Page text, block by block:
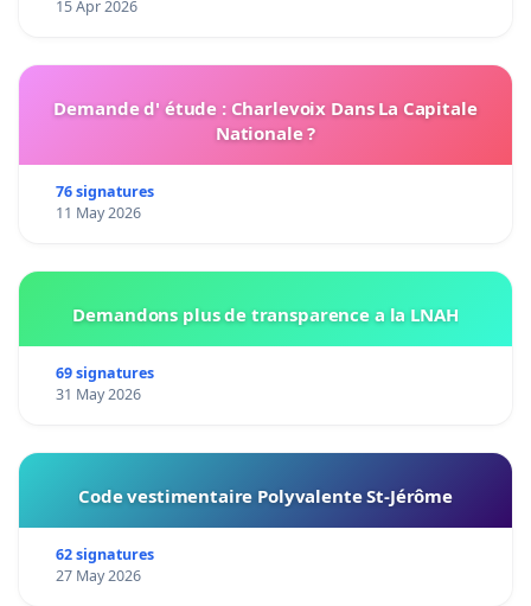
15 Apr 2026
Demande d' étude : Charlevoix Dans La Capitale
Nationale ?
76 signatures
11 May 2026
Demandons plus de transparence a la LNAH
69 signatures
31 May 2026
Code vestimentaire Polyvalente St-Jérôme
62 signatures
27 May 2026